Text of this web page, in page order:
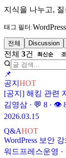
지식을 나누고,
태그 필터:WordPress
전체 Discussion
전체 3건 최신순
📌
공지 HOT
[공지] 해킹 관련
김영삼 · 💬 8 · 👁
2026.03.15
Q&AHOT
WordPress 보안
워드프레스운영 ·